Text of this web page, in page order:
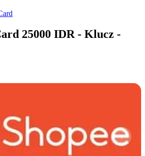
25000 IDR - Klucz -